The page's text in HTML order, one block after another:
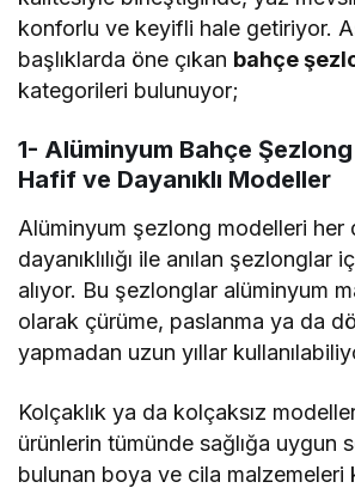
konforlu ve keyifli hale getiriyor.
başlıklarda öne çıkan bahçe
kategorileri bulunuyor;
1- Alüminyum Bahçe
Hafif ve Dayanıklı Modeller
Alüminyum şezlong modelleri her
dayanıklılığı ile anılan şezlonglar
alıyor. Bu şezlonglar alüminyum
olarak çürüme, paslanma ya da
yapmadan uzun yıllar
Kolçaklık ya da kolçaksız
ürünlerin tümünde sağlığa uygun
bulunan boya ve cila malzemeleri